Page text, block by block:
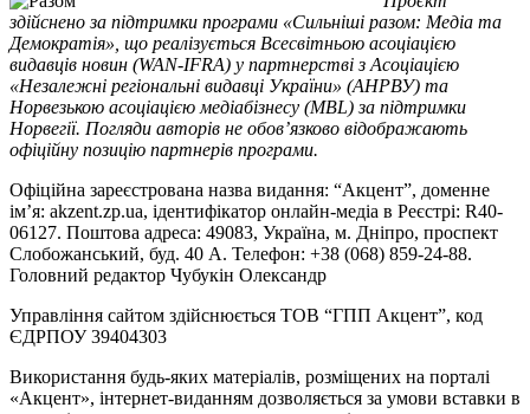
здійснено за підтримки програми «Сильніші разом: Медіа та
Демократія», що реалізується Всесвітньою асоціацією
видавців новин (WAN-IFRA) у партнерстві з Асоціацією
«Незалежні регіональні видавці України» (АНРВУ) та
Норвезькою асоціацією медіабізнесу (MBL) за підтримки
Норвегії. Погляди авторів не обов’язково відображають
офіційну позицію партнерів програми.
Офіційна зареєстрована назва видання: “Акцент”, доменне
ім’я: akzent.zp.ua, ідентифікатор онлайн-медіа в Реєстрі: R40-
06127. Поштова адреса: 49083, Україна, м. Дніпро, проспект
Слобожанський, буд. 40 А. Телефон: +38 (068) 859-24-88.
Головний редактор Чубукін Олександр
Управління сайтом здійснюється ТОВ “ГПП Акцент”, код
ЄДРПОУ 39404303
Використання будь-яких матеріалів, розміщених на порталі
«Акцент», інтернет-виданням дозволяється за умови вставки в